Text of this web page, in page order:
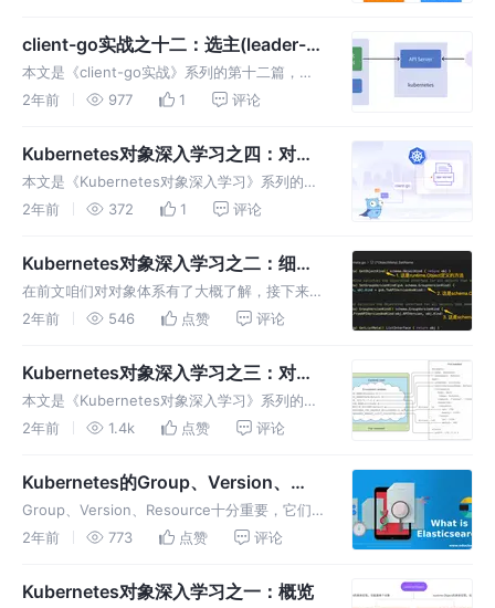
client-go实战之十二：选主(leader-
election)
本文是《client-go实战》系列的第十二篇，又
有一个精彩的知识点在本章呈现：选主(leader-
2年前 977 1 评论
Kubernetes对象深入学习之四：对象
属性编码实战
本文是《Kubernetes对象深入学习》系列的第
四篇，前面咱们读源码和文档，从理论上学习了
手来实战操作了
2年前 372 1 评论
Kubernetes对象深入学习之二：细说
schema.ObjectKind
在前文咱们对对象体系有了大概了解，接下来就
要按照前面换分的三个知识区域逐个深入学习，
2年前 546 点赞 评论
Kubernetes对象深入学习之三：对象
属性
本文是《Kubernetes对象深入学习》系列的第
三篇，主要内容是关于对象属性的知识点，关于
2年前 1.4k 点赞 评论
Kubernetes的Group、Version、
Resource学习小记
Group、Version、Resource十分重要，它们
会贯穿《client-go实战》、《kubebuilder实
文章的始终，一起来了解
2年前 773 点赞 评论
Kubernetes对象深入学习之一：概览